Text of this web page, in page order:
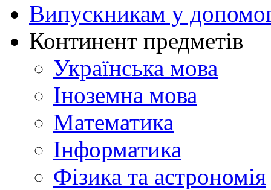
Випускникам у
Континент предметів
Українська мова
Іноземна мова
Математика
Інформатика
Фізика та астрономія